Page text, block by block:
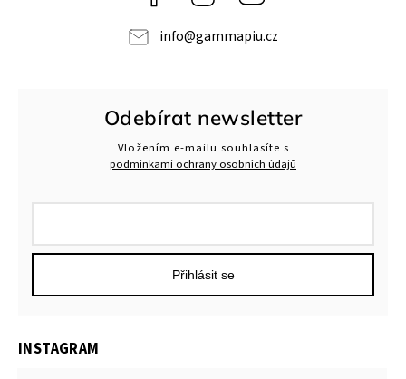
info@gammapiu.cz
Odebírat newsletter
Vložením e-mailu souhlasíte s
podmínkami ochrany osobních údajů
Přihlásit se
INSTAGRAM